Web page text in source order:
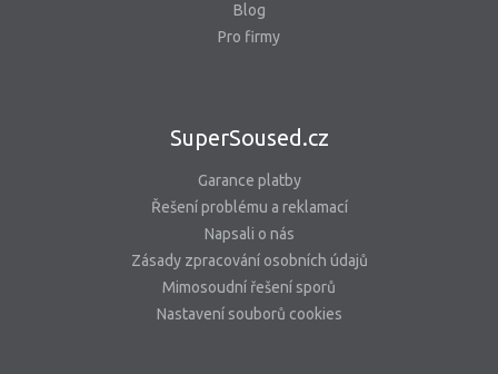
Blog
Pro firmy
SuperSoused.cz
Garance platby
Řešení problému a reklamací
Napsali o nás
Zásady zpracování osobních údajů
Mimosoudní řešení sporů
Nastavení souborů cookies